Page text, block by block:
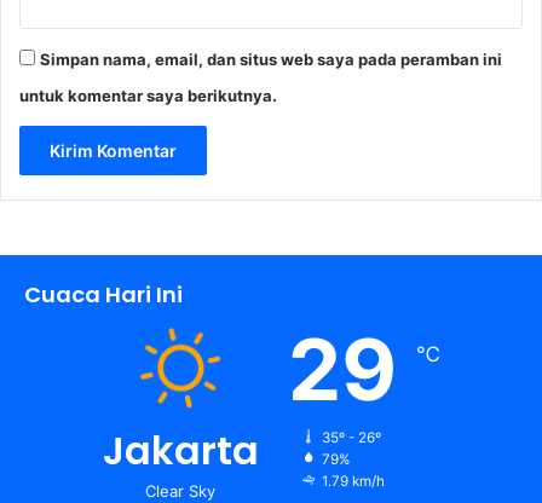
Simpan nama, email, dan situs web saya pada peramban ini
untuk komentar saya berikutnya.
Cuaca Hari Ini
Jakarta
Clear Sky
29 ℃
35º - 26º
79%
1.79 km/h